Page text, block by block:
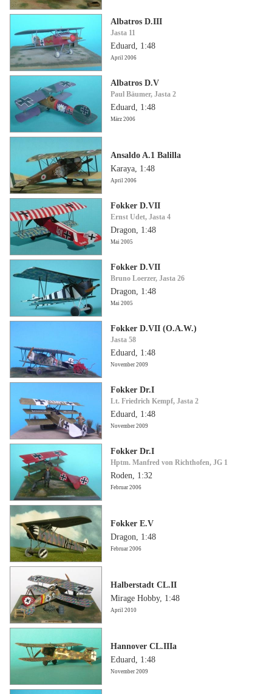
Albatros D.III
Jasta 11
Eduard, 1:48
April 2006
Albatros D.V
Paul Bäumer, Jasta 2
Eduard, 1:48
März 2006
Ansaldo A.1 Balilla
Karaya, 1:48
April 2006
Fokker D.VII
Ernst Udet, Jasta 4
Dragon, 1:48
Mai 2005
Fokker D.VII
Bruno Loerzer, Jasta 26
Dragon, 1:48
Mai 2005
Fokker D.VII (O.A.W.)
Jasta 58
Eduard, 1:48
November 2009
Fokker Dr.I
Lt. Friedrich Kempf, Jasta 2
Eduard, 1:48
November 2009
Fokker Dr.I
Hptm. Manfred von Richthofen, JG 1
Roden, 1:32
Februar 2006
Fokker E.V
Dragon, 1:48
Februar 2006
Halberstadt CL.II
Mirage Hobby, 1:48
April 2010
Hannover CL.IIIa
Eduard, 1:48
November 2009